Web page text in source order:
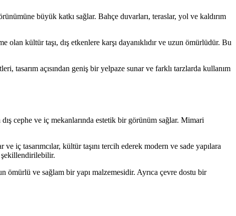
büyük katkı sağlar. Bahçe duvarları, teraslar, yol ve kaldırım
olan kültür taşı, dış etkenlere karşı dayanıklıdır ve uzun ömürlüdür. Bu
tasarım açısından geniş bir yelpaze sunar ve farklı tarzlarda kullanım
cephe ve iç mekanlarında estetik bir görünüm sağlar. Mimari
iç tasarımcılar, kültür taşını tercih ederek modern ve sade yapılara
şekillendirilebilir.
ömürlü ve sağlam bir yapı malzemesidir. Ayrıca çevre dostu bir